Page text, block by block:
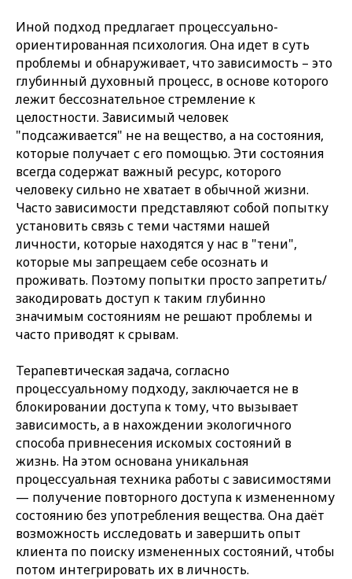
Иной подход предлагает процессуально-
ориентированная психология. Она идет в суть
проблемы и обнаруживает, что зависимость – это
глубинный духовный процесс, в основе которого
лежит бессознательное стремление к
целостности. Зависимый человек
"подсаживается" не на вещество, а на состояния,
которые получает с его помощью. Эти состояния
всегда содержат важный ресурс, которого
человеку сильно не хватает в обычной жизни.
Часто зависимости представляют собой попытку
установить связь с теми частями нашей
личности, которые находятся у нас в "тени",
которые мы запрещаем себе осознать и
проживать. Поэтому попытки просто запретить/
закодировать доступ к таким глубинно
значимым состояниям не решают проблемы и
часто приводят к срывам.
Терапевтическая задача, согласно
процессуальному подходу, заключается не в
блокировании доступа к тому, что вызывает
зависимость, а в нахождении экологичного
способа привнесения искомых состояний в
жизнь. На этом основана уникальная
процессуальная техника работы с зависимостями
— получение повторного доступа к измененному
состоянию без употребления вещества. Она даёт
возможность исследовать и завершить опыт
клиента по поиску измененных состояний, чтобы
потом интегрировать их в личность.